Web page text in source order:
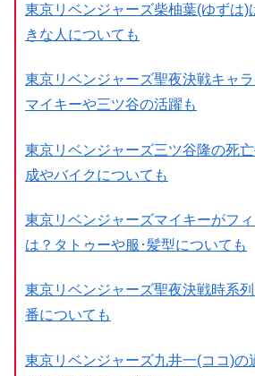
東京リベンジャーズ柴柚葉(ゆずは)
きな人についても
東京リベンジャーズ聖夜決戦キャラ
マイキーや三ツ谷の活躍も
東京リベンジャーズ三ツ谷隆の死
成やバイクについても
東京リベンジャーズマイキーがフ
は？タトゥーや服･髪型についても
東京リベンジャーズ聖夜決戦時系
番についても
東京リベンジャーズ九井一(ココ)の